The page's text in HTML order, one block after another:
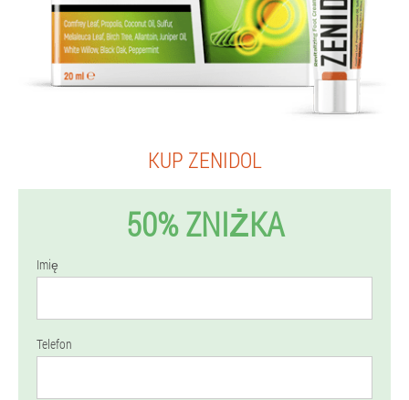
KUP ZENIDOL
50% ZNIŻKA
Imię
Telefon